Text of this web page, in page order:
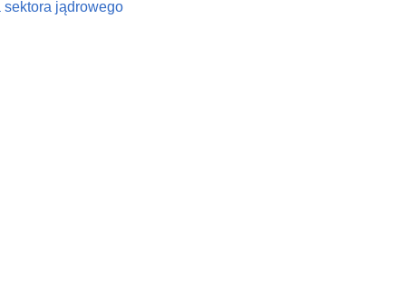
sektora jądrowego